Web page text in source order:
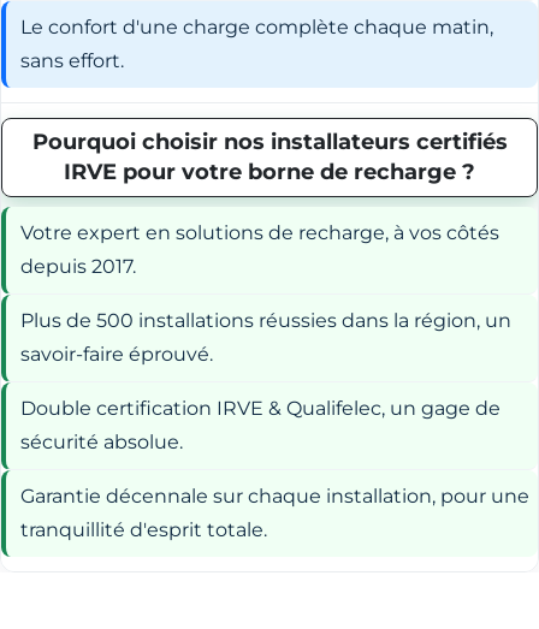
Le confort d'une charge complète chaque matin,
sans effort.
Pourquoi choisir nos installateurs certifiés
IRVE pour votre borne de recharge ?
Votre expert en solutions de recharge, à vos côtés
depuis 2017.
Plus de 500 installations réussies dans la région, un
savoir-faire éprouvé.
Double certification IRVE & Qualifelec, un gage de
sécurité absolue.
Garantie décennale sur chaque installation, pour une
tranquillité d'esprit totale.